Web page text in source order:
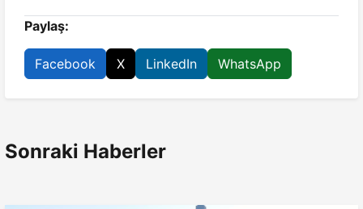
Paylaş:
Facebook X LinkedIn WhatsApp
Sonraki Haberler